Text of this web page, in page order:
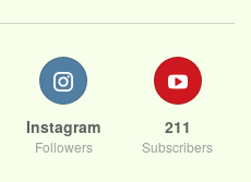
Instagram
Followers
211
Subscribers